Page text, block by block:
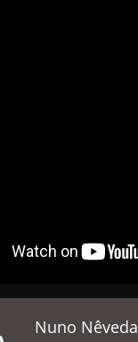
Nuno Nêveda